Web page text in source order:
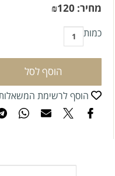
מחיר: ₪120
כמות
הוסף לסל
הוסף לרשימת המשאלות